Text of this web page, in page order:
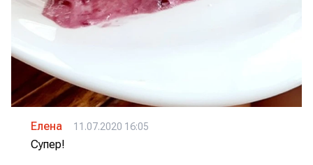
Елена 11.07.2020 16:05
Супер!